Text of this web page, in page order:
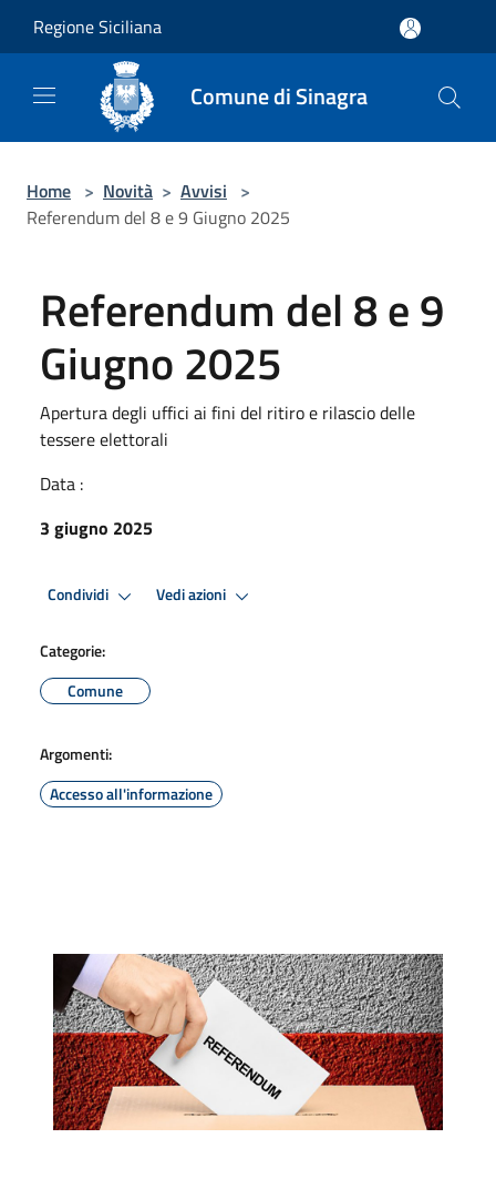
Regione Siciliana
Comune di Sinagra
Home > Novità > Avvisi >
Referendum del 8 e 9 Giugno 2025
Referendum del 8 e 9
Giugno 2025
Apertura degli uffici ai fini del ritiro e rilascio delle
tessere elettorali
Data :
3 giugno 2025
Condividi Vedi azioni
Categorie:
Comune
Argomenti:
Accesso all'informazione